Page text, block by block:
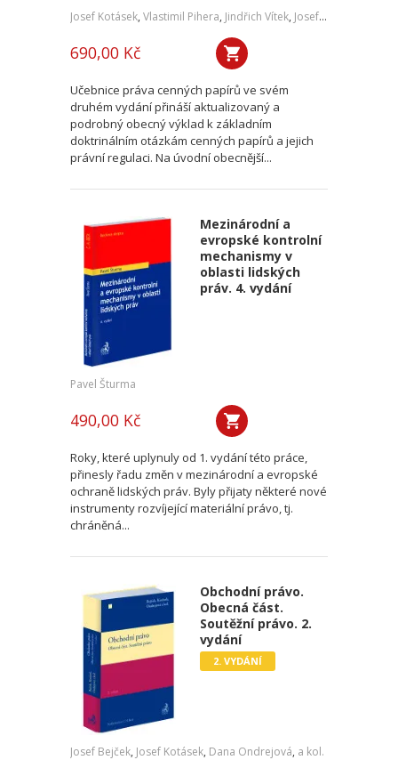
Josef Kotásek, Vlastimil Pihera, Jindřich Vítek, Josef Kříž
690,00 Kč
Učebnice práva cenných papírů ve svém
druhém vydání přináší aktualizovaný a
podrobný obecný výklad k základním
doktrinálním otázkám cenných papírů a jejich
právní regulaci. Na úvodní obecnější...
Mezinárodní a
evropské kontrolní
mechanismy v
oblasti lidských
práv. 4. vydání
Pavel Šturma
490,00 Kč
Roky, které uplynuly od 1. vydání této práce,
přinesly řadu změn v mezinárodní a evropské
ochraně lidských práv. Byly přijaty některé nové
instrumenty rozvíjející materiální právo, tj.
chráněná...
Obchodní právo.
Obecná část.
Soutěžní právo. 2.
vydání
2. VYDÁNÍ
Josef Bejček, Josef Kotásek, Dana Ondrejová, a kol.